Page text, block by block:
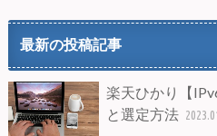
最新の投稿記事
楽天ひかり【
と選定方法